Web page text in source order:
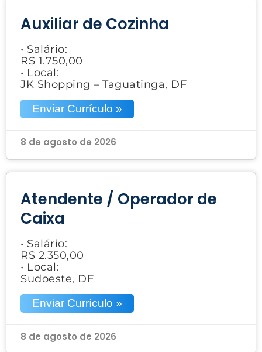
Auxiliar de Cozinha
• Salário:
R$ 1.750,00
• Local:
JK Shopping – Taguatinga, DF
Enviar Currículo »
8 de agosto de 2026
Atendente / Operador de
Caixa
• Salário:
R$ 2.350,00
• Local:
Sudoeste, DF
Enviar Currículo »
8 de agosto de 2026